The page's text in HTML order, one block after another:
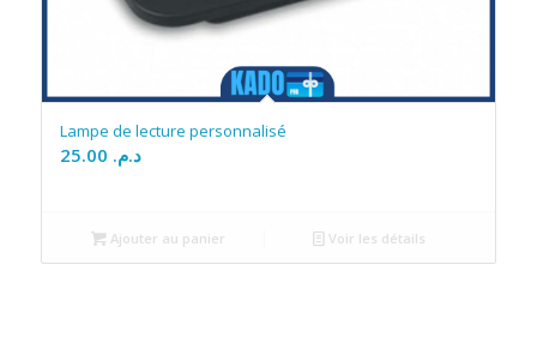
Lampe de lecture personnalisé
د.م.
Ajouter au panier Voir les détails